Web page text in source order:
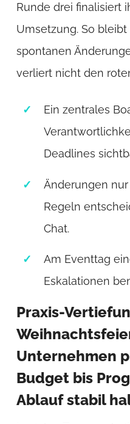
Runde drei finalisiert
Umsetzung. So
spontanen
verliert nicht den
Ein zentrales
Deadlines
Änderungen
Regeln
Chat.
Am Eventtag
Eskalationen
Praxis-
Unternehmen
Budget bis
Ablauf stabil